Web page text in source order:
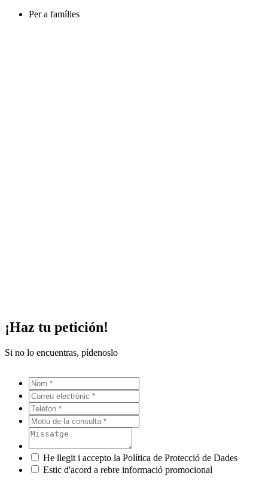
Per a famílies
¡Haz tu petición!
Si no lo encuentras, pídenoslo
He llegit i accepto la Política de Protecció de Dades
Estic d'acord a rebre informació promocional